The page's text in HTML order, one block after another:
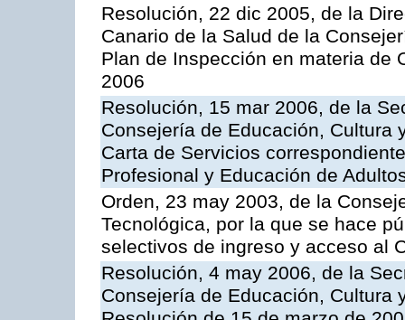
Resolución, 22 dic 2005, de la
Canario de la Salud de la
Plan de Inspección en materia de
2006
Resolución, 15 mar 2006, de la
Consejería de Educación, Cultura
Carta de Servicios
Profesional y Educación de
Orden, 23 may 2003, de la
Tecnológica, por la que se hace
selectivos de ingreso y acceso al
Resolución, 4 may 2006, de la
Consejería de Educación, Cultura